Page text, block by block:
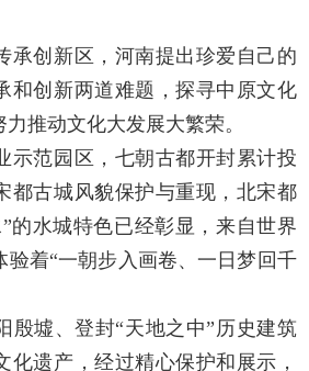
承创新区，河南提出珍爱自己的
和创新两道难题，探寻中原文化
推动文化大发展大繁荣。
示范园区，七朝古都开封累计投
都古城风貌保护与重现，北宋都
的水城特色已经彰显，来自世界
验着“一朝步入画卷、一日梦回千
殷墟、登封“天地之中”历史建筑
化遗产，经过精心保护和展示，